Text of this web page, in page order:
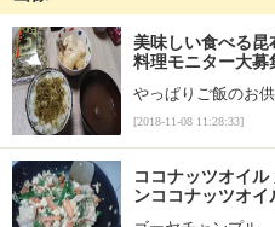
美味しい食べる昆
料理モニター大募
やっぱりご飯のお供
[2018-11-08 11:28:33]
ココナッツオイ
ンココナッツオイ